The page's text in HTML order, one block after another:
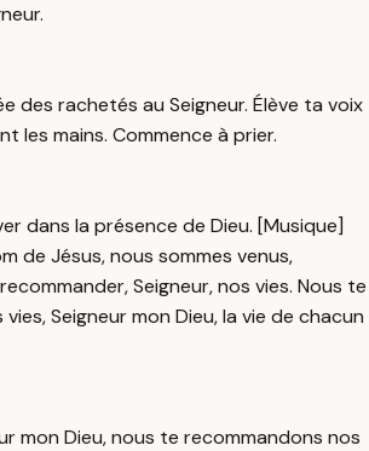
des rachetés au Seigneur. Élève ta voix
les mains. Commence à prier.
dans la présence de Dieu. [Musique]
de Jésus, nous sommes venus,
Seigneur, nos vies. Nous te
Seigneur mon Dieu, la vie de chacun
mon Dieu, nous te recommandons nos